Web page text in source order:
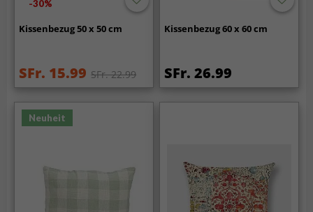
-30%
Kissenbezug 50 x 50 cm
SFr. 15.99 SFr. 22.99
Kissenbezug 60 x 60 cm
SFr. 26.99
Neuheit